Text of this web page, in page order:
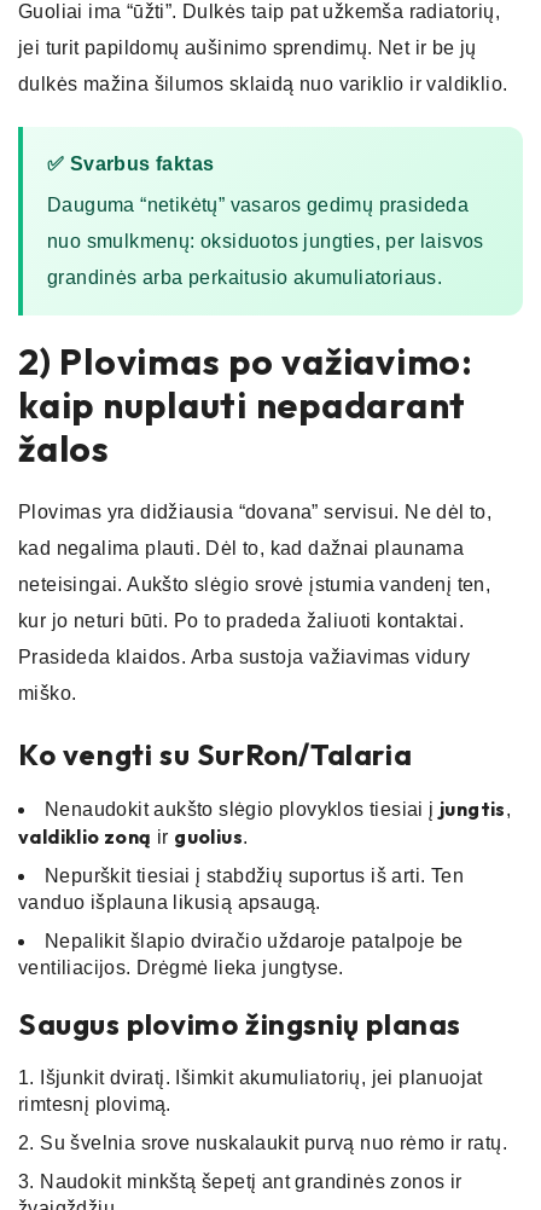
Guoliai ima “ūžti”. Dulkės taip pat užkemša radiatorių,
jei turit papildomų aušinimo sprendimų. Net ir be jų
dulkės mažina šilumos sklaidą nuo variklio ir valdiklio.
✅ Svarbus faktas
Dauguma “netikėtų” vasaros gedimų prasideda
nuo smulkmenų: oksiduotos jungties, per laisvos
grandinės arba perkaitusio akumuliatoriaus.
2) Plovimas po važiavimo:
kaip nuplauti nepadarant
žalos
Plovimas yra didžiausia “dovana” servisui. Ne dėl to,
kad negalima plauti. Dėl to, kad dažnai plaunama
neteisingai. Aukšto slėgio srovė įstumia vandenį ten,
kur jo neturi būti. Po to pradeda žaliuoti kontaktai.
Prasideda klaidos. Arba sustoja važiavimas vidury
miško.
Ko vengti su SurRon/Talaria
Nenaudokit aukšto slėgio plovyklos tiesiai į jungtis,
valdiklio zoną ir guolius.
Nepurškit tiesiai į stabdžių suportus iš arti. Ten
vanduo išplauna likusią apsaugą.
Nepalikit šlapio dviračio uždaroje patalpoje be
ventiliacijos. Drėgmė lieka jungtyse.
Saugus plovimo žingsnių planas
Išjunkit dviratį. Išimkit akumuliatorių, jei planuojat
rimtesnį plovimą.
Su švelnia srove nuskalaukit purvą nuo rėmo ir ratų.
Naudokit minkštą šepetį ant grandinės zonos ir